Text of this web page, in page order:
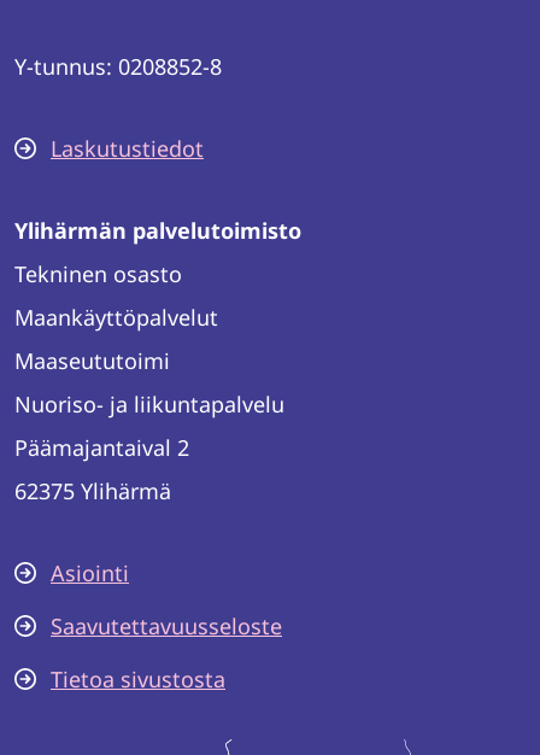
Y-tunnus: 0208852-8
Laskutustiedot
Ylihärmän palvelutoimisto
Tekninen osasto
Maankäyttöpalvelut
Maaseututoimi
Nuoriso- ja liikuntapalvelu
Päämajantaival 2
62375 Ylihärmä
Asiointi
Saavutettavuusseloste
Tietoa sivustosta